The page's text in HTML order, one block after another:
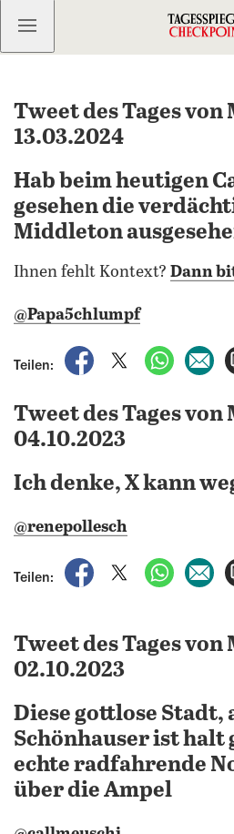
Kostenlos anmelden
Tweet des Tages
13.03.2024
Hab beim heutigen
gesehen die
Middleton
Ihnen fehlt Kontext? Dann
@Papa5chlumpf
Teilen:
auf Facebook teilen
auf X teilen
per
Tweet des Tages
04.10.2023
Ich denke, X kann
@renepollesch
Teilen:
auf Facebook teilen
auf X teilen
per
Tweet des Tages von
02.10.2023
Diese gottlose Stadt,
Schönhauser ist halt
echte radfahrende
über die Ampel